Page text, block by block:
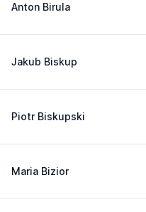
Anton Birula
Jakub Biskup
Piotr Biskupski
Maria Bizior